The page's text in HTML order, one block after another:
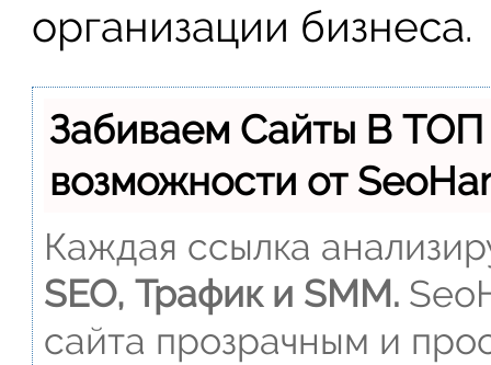
организации бизнеса.
Забиваем Сайты В
возможности от
Каждая ссылка
SEO, Трафик и SMM.
сайта прозрачным и